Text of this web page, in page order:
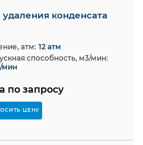
конденсата
по запросу
ЦЕНУ
атм: 12 атм
способность, м3/мин:
мин